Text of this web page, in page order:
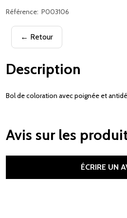
Référence: P003106
← Retour
Description
Bol de coloration avec poignée et
Avis sur les
ÉCRIRE UN